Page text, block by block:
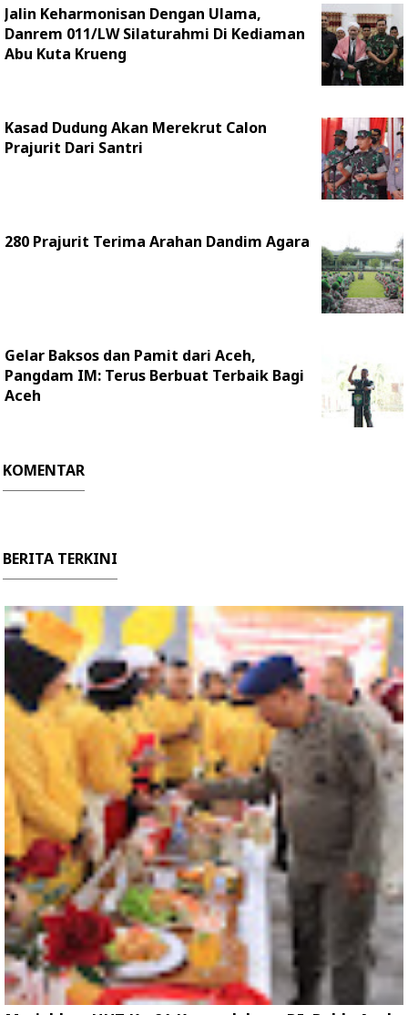
Jalin Keharmonisan Dengan Ulama,
Danrem 011/LW Silaturahmi Di Kediaman
Abu Kuta Krueng
Kasad Dudung Akan Merekrut Calon
Prajurit Dari Santri
280 Prajurit Terima Arahan Dandim Agara
Gelar Baksos dan Pamit dari Aceh,
Pangdam IM: Terus Berbuat Terbaik Bagi
Aceh
KOMENTAR
BERITA TERKINI